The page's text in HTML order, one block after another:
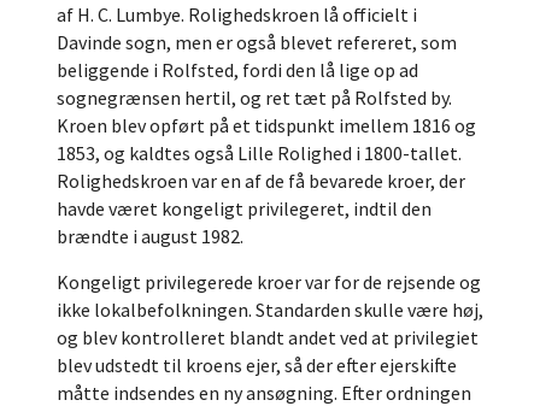
af H. C. Lumbye. Rolighedskroen lå officielt i
Davinde sogn, men er også blevet refereret, som
beliggende i Rolfsted, fordi den lå lige op ad
sognegrænsen hertil, og ret tæt på Rolfsted by.
Kroen blev opført på et tidspunkt imellem 1816 og
1853, og kaldtes også Lille Rolighed i 1800-tallet.
Rolighedskroen var en af de få bevarede kroer, der
havde været kongeligt privilegeret, indtil den
brændte i august 1982.
Kongeligt privilegerede kroer var for de rejsende og
ikke lokalbefolkningen. Standarden skulle være høj,
og blev kontrolleret blandt andet ved at privilegiet
blev udstedt til kroens ejer, så der efter ejerskifte
måtte indsendes en ny ansøgning. Efter ordningen